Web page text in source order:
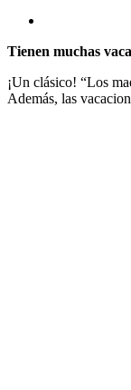
Tienen muchas
¡Un clásico! “Los
Además, las